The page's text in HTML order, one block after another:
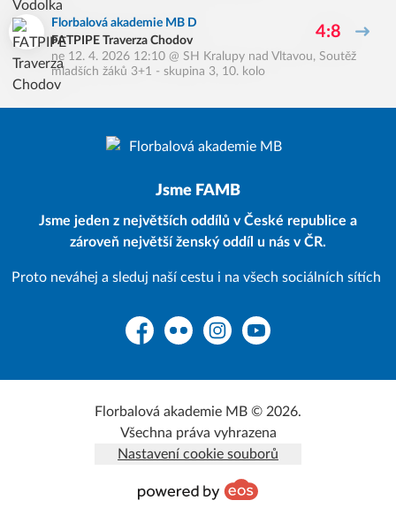
Florbalová akademie MB D
FATPIPE Traverza Chodov
4:8
ne 12. 4. 2026 12:10 @ SH Kralupy nad Vltavou, Soutěž
mladších žáků 3+1 - skupina 3, 10. kolo
Jsme FAMB
Jsme jeden z největších oddílů v České republice a
zároveň největší ženský oddíl u nás v ČR.
Proto neváhej a sleduj naší cestu i na všech sociálních sítích
FacebookFlickr InstagramYouTube
Florbalová akademie MB © 2026.
Všechna práva vyhrazena
Nastavení cookie souborů